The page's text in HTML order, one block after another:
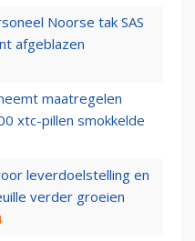
Noorse tak SAS
afgeblazen
maatregelen
xtc-pillen smokkelde
leverdoelstelling en
verder groeien